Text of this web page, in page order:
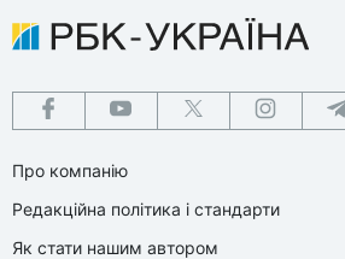
Про компанію
Редакційна політика і стандарти
Як стати нашим автором